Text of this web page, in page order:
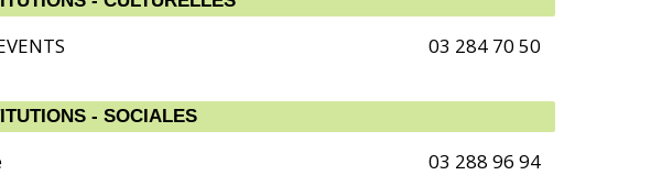
03 284 70 50
- SOCIALES
03 288 96 94